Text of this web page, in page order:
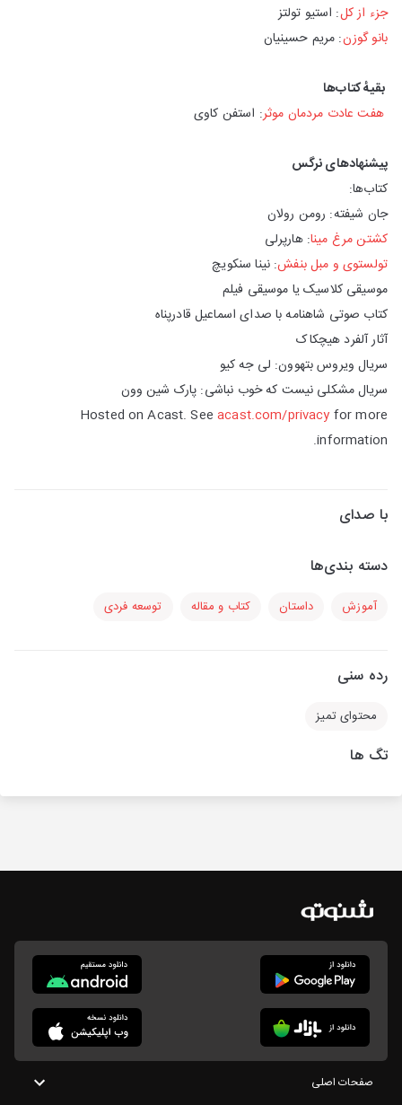
جزء از کل: استیو تولتز
بانو گوزن: مریم حسینیان
بقیهٔ کتاب‌ها
هفت عادت مردمان موثر: استفن کاوی
پیشنهادهای نرگس
کتاب‌ها:
جان شیفته: رومن رولان
کشتن مرغ مینا: هارپرلی
تولستوی و مبل بنفش: نینا سنکویچ
موسیقی کلاسیک یا موسیقی فیلم
کتاب صوتی شاهنامه با صدای اسماعیل قادرپناه
آثار آلفرد هیچکاک
سریال ویروس بتهوون: لی جه کیو
سریال مشکلی نیست که خوب نباشی: پارک شین وون
Hosted on Acast. Seeacast.com/privacy for more
information.
با صدای
دسته بندی‌ها
آموزش داستان کتاب و مقاله توسعه فردی
رده سنی
محتوای تمیز
تگ ها
صفحات اصلی